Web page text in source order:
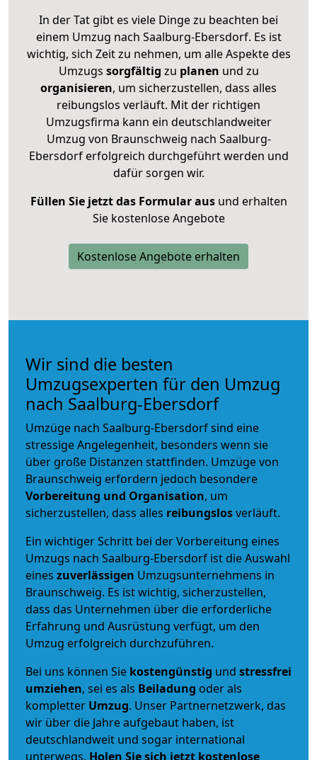
In der Tat gibt es viele Dinge zu beachten bei
einem Umzug nach Saalburg-Ebersdorf. Es ist
wichtig, sich Zeit zu nehmen, um alle Aspekte des
Umzugs sorgfältig zu planen und zu
organisieren, um sicherzustellen, dass alles
reibungslos verläuft. Mit der richtigen
Umzugsfirma kann ein deutschlandweiter
Umzug von Braunschweig nach Saalburg-
Ebersdorf erfolgreich durchgeführt werden und
dafür sorgen wir.
Füllen Sie jetzt das Formular ausund erhalten
Sie kostenlose Angebote
Kostenlose Angebote erhalten
Wir sind die besten
Umzugsexperten für den Umzug
nach Saalburg-Ebersdorf
Umzüge nach Saalburg-Ebersdorf sind eine
stressige Angelegenheit, besonders wenn sie
über große Distanzen stattfinden. Umzüge von
Braunschweig erfordern jedoch besondere
Vorbereitung und Organisation, um
sicherzustellen, dass alles reibungslosverläuft.
Ein wichtiger Schritt bei der Vorbereitung eines
Umzugs nach Saalburg-Ebersdorf ist die Auswahl
eines zuverlässigen Umzugsunternehmens in
Braunschweig. Es ist wichtig, sicherzustellen,
dass das Unternehmen über die erforderliche
Erfahrung und Ausrüstung verfügt, um den
Umzug erfolgreich durchzuführen.
Bei uns können Sie kostengünstig und stressfrei
umziehen, sei es als Beiladung oder als
kompletter Umzug. Unser Partnernetzwerk, das
wir über die Jahre aufgebaut haben, ist
deutschlandweit und sogar international
unterwegs. Holen Sie sich jetzt kostenlose